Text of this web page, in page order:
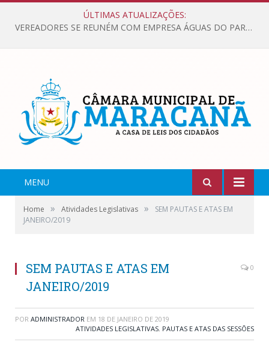
ÚLTIMAS ATUALIZAÇÕES:
VEREADORES SE REUNÉM COM EMPRESA ÁGUAS DO PARÁ, PARA APRESENTAR REIVINDICAÇÕES E MELHORIAS NA QUALIDADE DOS SERVIÇOS OFERECIDOS Á POPULAÇÃO.
MENU
Home » Atividades Legislativas »
SEM PAUTAS E ATAS EM
JANEIRO/2019
SEM PAUTAS E ATAS EM
JANEIRO/2019
0
POR ADMINISTRADOR EM 18 DE JANEIRO DE 2019
ATIVIDADES LEGISLATIVAS, PAUTAS E ATAS DAS SESSÕES